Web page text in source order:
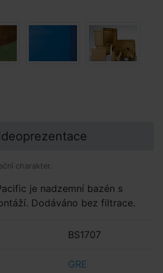
charakter.
je nadzemní bazén s
Dodáváno bez filtrace.
BS1707
GRE